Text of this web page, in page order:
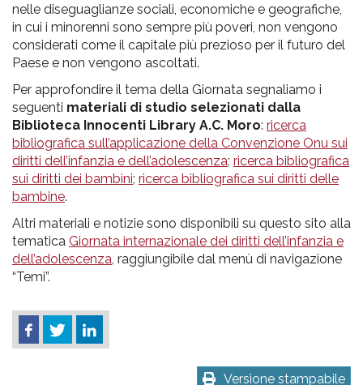
nelle diseguaglianze sociali, economiche e geografiche,
in cui i minorenni sono sempre più poveri, non vengono
considerati come il capitale più prezioso per il futuro del
Paese e non vengono ascoltati.
Per approfondire il tema della Giornata segnaliamo i
seguenti materiali di studio selezionati dalla
Biblioteca Innocenti Library A.C. Moro: ricerca
bibliografica sull’applicazione della Convenzione Onu sui
diritti dell’infanzia e dell’adolescenza; ricerca bibliografica
sui diritti dei bambini; ricerca bibliografica sui diritti delle
bambine.
Altri materiali e notizie sono disponibili su questo sito alla
tematica Giornata internazionale dei diritti dell’infanzia e
dell’adolescenza , raggiungibile dal menù di navigazione
“Temi”.
Versione stampabile